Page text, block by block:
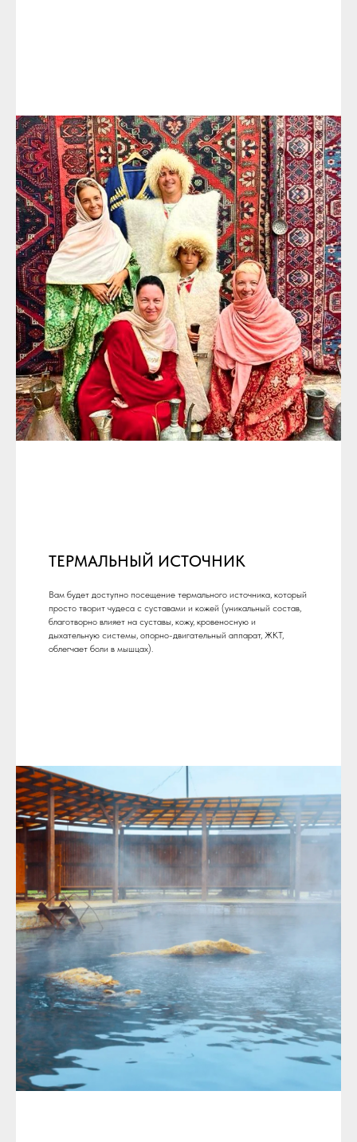
ТЕРМАЛЬНЫЙ ИСТОЧНИК
Вам будет доступно посещение термального источника, который
просто творит чудеса с суставами и кожей (уникальный состав,
благотворно влияет на суставы, кожу, кровеносную и
дыхательную системы, опорно-двигательный аппарат, ЖКТ,
облегчает боли в мышцах).